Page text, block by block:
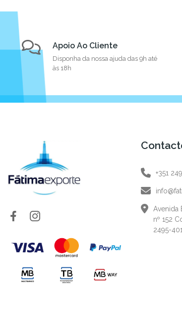
Apoio Ao Cliente
Disponha da nossa ajuda das 9h até
às 18h
+351
Avenida
nº 152
2495-